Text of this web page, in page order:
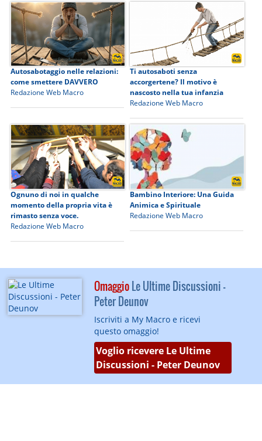
Autosabotaggio nelle relazioni:
come smettere DAVVERO
Redazione Web Macro
Ti autosaboti senza
accorgertene? Il motivo è
nascosto nella tua infanzia
Redazione Web Macro
Ognuno di noi in qualche
momento della propria vita è
rimasto senza voce.
Redazione Web Macro
Bambino Interiore: Una Guida
Animica e Spirituale
Redazione Web Macro
OmaggioLe Ultime Discussioni -
Peter Deunov
Iscriviti a My Macro e ricevi
questo omaggio!
Voglio ricevere Le Ultime
Discussioni - Peter Deunov